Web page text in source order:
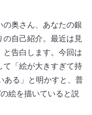
奥さん、あなたの銀
自己紹介。最近は見
告白します。今回は
て「絵が大きすぎて持
ある」と明かすと、普
絵を描いていると説